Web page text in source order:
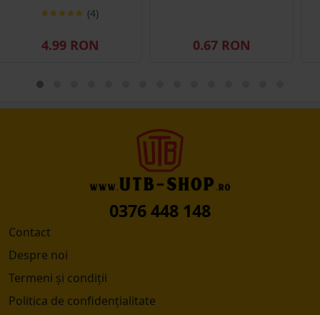
(4)
4.99 RON 0.67 RON
0376 448 148
Contact
Despre noi
Termeni și condiții
Politica de confidențialitate